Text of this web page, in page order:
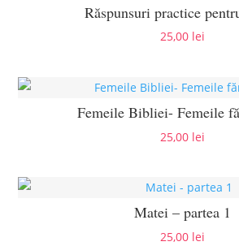
Răspunsuri practice
25,00 lei
Femeile Bibliei- Femeile
25,00 lei
Matei – partea 1
25,00 lei